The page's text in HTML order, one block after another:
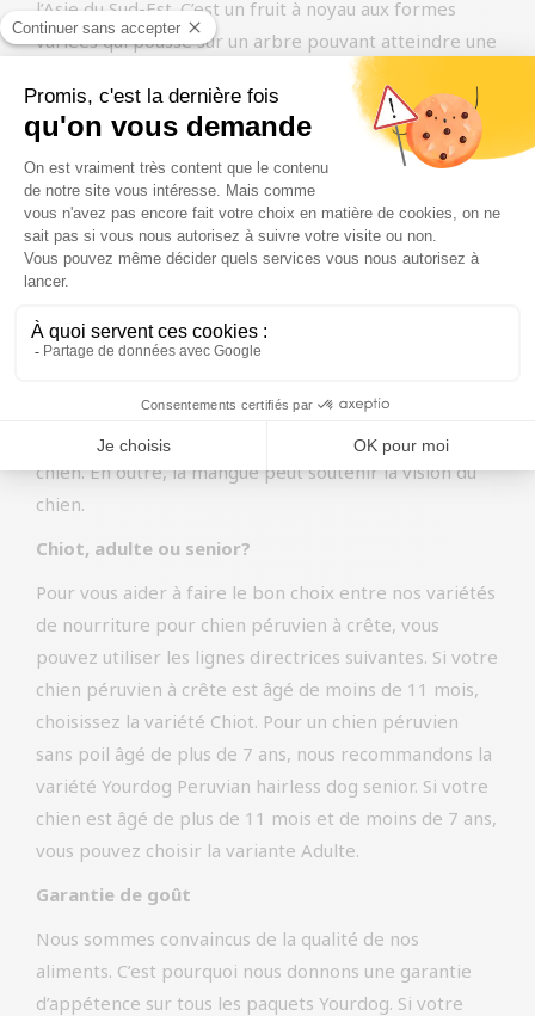
l’Asie du Sud-Est. C’est un fruit à noyau aux formes
variées qui pousse sur un arbre pouvant atteindre une
Cette savoureuse friandise estivale regorge de
vitamines et de minéraux essentiels. Par exemple, elle
contient des vitamines A, B6, C et E et est riche en
potassium, en bêta-carotène et en alpha-carotène. En
outre, la mangue contient beaucoup de fibres
alimentaires saines qui contribuent à renforcer le
naturel (vitamine C) contribue à soutenir les fonctions
aliments pour chiens parce qu’elle peut contribuer à
renforcer le système immunitaire et la digestion du
chien. En outre, la mangue peut soutenir la vision du
chien.
Chiot, adulte ou senior?
Pour vous aider à faire le bon choix entre nos variétés
de nourriture pour chien péruvien à crête, vous
pouvez utiliser les lignes directrices suivantes. Si votre
chien péruvien à crête est âgé de moins de 11 mois,
choisissez la variété Chiot. Pour un chien péruvien
sans poil âgé de plus de 7 ans, nous recommandons la
variété Yourdog Peruvian hairless dog senior. Si votre
chien est âgé de plus de 11 mois et de moins de 7 ans,
vous pouvez choisir la variante Adulte.
Garantie de goût
Nous sommes convaincus de la qualité de nos
aliments. C’est pourquoi nous donnons une garantie
d’appétence sur tous les paquets Yourdog. Si votre